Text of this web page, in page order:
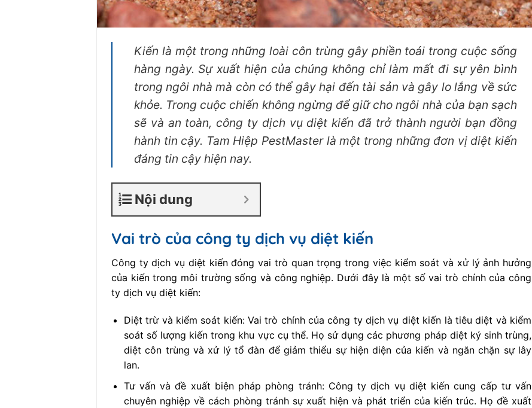
Kiến là một trong những loài côn trùng gây phiền toái trong cuộc sống
hàng ngày. Sự xuất hiện của chúng không chỉ làm mất đi sự yên bình
trong ngôi nhà mà còn có thể gây hại đến tài sản và gây lo lắng về sức
khỏe. Trong cuộc chiến không ngừng để giữ cho ngôi nhà của bạn sạch
sẽ và an toàn, công ty dịch vụ diệt kiến đã trở thành người bạn đồng
hành tin cậy. Tam Hiệp PestMaster là một trong những đơn vị diệt kiến
đáng tin cậy hiện nay.
Nội dung
Vai trò của công ty dịch vụ diệt kiến
Công ty dịch vụ diệt kiến đóng vai trò quan trọng trong việc kiểm soát và xử lý ảnh hưởng
của kiến trong môi trường sống và công nghiệp. Dưới đây là một số vai trò chính của công
ty dịch vụ diệt kiến:
Diệt trừ và kiểm soát kiến: Vai trò chính của công ty dịch vụ diệt kiến là tiêu diệt và kiểm
soát số lượng kiến trong khu vực cụ thể. Họ sử dụng các phương pháp diệt ký sinh trùng,
diệt côn trùng và xử lý tổ đàn để giảm thiểu sự hiện diện của kiến và ngăn chặn sự lây
lan.
Tư vấn và đề xuất biện pháp phòng tránh: Công ty dịch vụ diệt kiến cung cấp tư vấn
chuyên nghiệp về cách phòng tránh sự xuất hiện và phát triển của kiến trúc. Họ đề xuất